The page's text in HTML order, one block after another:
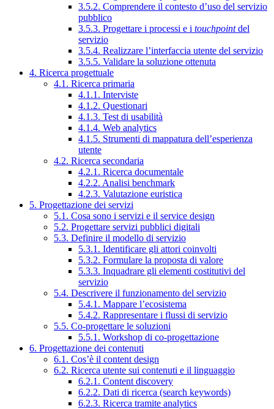
3.5.2. Comprendere il contesto d’uso del servizio
pubblico
3.5.3. Progettare i processi e i touchpointdel
servizio
3.5.4. Realizzare l’interfaccia utente del servizio
3.5.5. Validare la soluzione ottenuta
4. Ricerca progettuale
4.1. Ricerca primaria
4.1.1. Interviste
4.1.2. Questionari
4.1.3. Test di usabilità
4.1.4. Web analytics
4.1.5. Strumenti di mappatura dell’esperienza
utente
4.2. Ricerca secondaria
4.2.1. Ricerca documentale
4.2.2. Analisi benchmark
4.2.3. Valutazione euristica
5. Progettazione dei servizi
5.1. Cosa sono i servizi e il service design
5.2. Progettare servizi pubblici digitali
5.3. Definire il modello di servizio
5.3.1. Identificare gli attori coinvolti
5.3.2. Formulare la proposta di valore
5.3.3. Inquadrare gli elementi costitutivi del
servizio
5.4. Descrivere il funzionamento del servizio
5.4.1. Mappare l’ecosistema
5.4.2. Rappresentare i flussi di servizio
5.5. Co-progettare le soluzioni
5.5.1. Workshop di co-progettazione
6. Progettazione dei contenuti
6.1. Cos’è il content design
6.2. Ricerca utente sui contenuti e il linguaggio
6.2.1. Content discovery
6.2.2. Dati di ricerca (search keywords)
6.2.3. Ricerca tramite analytics